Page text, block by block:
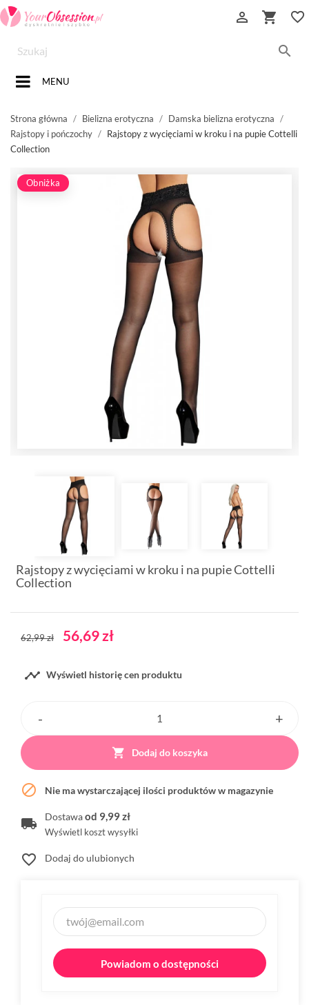
favorite_border



MENU
Strona główna Bielizna erotyczna
Damska bielizna erotyczna
Rajstopy i pończochy
Rajstopy z wycięciami w kroku i na pupie Cottelli
Collection
Obniżka
Rajstopy z wycięciami w kroku i na pupie Cottelli
Collection
62,99 zł 56,69 zł
 Wyświetl historię cen produktu
 Dodaj do koszyka
 Nie ma wystarczającej ilości produktów w magazynie
Dostawaod 9,99 zł
Wyświetl koszt wysyłki
favorite_border Dodaj do ulubionych
Powiadom o dostępności